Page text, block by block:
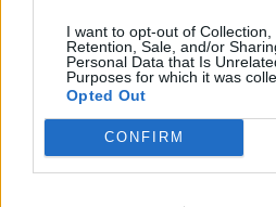
I want to opt-out of Collection,
Retention, Sale, and/or
Personal Data that Is
Purposes for which it was
Opted Out
CONFIRM
VIEW